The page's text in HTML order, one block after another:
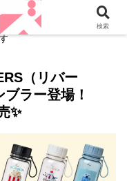
（リバー
ラー登場！
✨
検索